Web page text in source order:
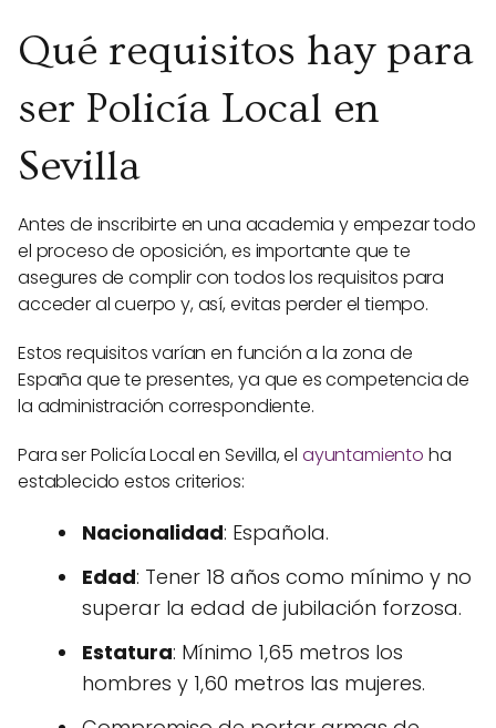
Qué requisitos hay para
ser Policía Local en
Sevilla
Antes de inscribirte en una academia y empezar todo
el proceso de oposición, es importante que te
asegures de complir con todos los requisitos para
acceder al cuerpo y, así, evitas perder el tiempo.
Estos requisitos varían en función a la zona de
España que te presentes, ya que es competencia de
la administración correspondiente.
Para ser Policía Local en Sevilla, el ayuntamiento ha
establecido estos criterios:
Nacionalidad: Española.
Edad: Tener 18 años como mínimo y no
superar la edad de jubilación forzosa.
Estatura: Mínimo 1,65 metros los
hombres y 1,60 metros las mujeres.